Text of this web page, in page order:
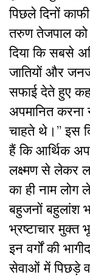
पिछले दिनों
तरुण तेजपाल
दिया कि सबसे
जातियों और
सफाई देते हुए
अपमानित
चाहते थे।” इस
हैं कि आर्थिक
लक्ष्मण से लेकर
का ही नाम लोग
बहुजनों बहुलांश
भ्रष्टाचार मुक्त
इन वर्गों की
सेवाओं में पिछड़े